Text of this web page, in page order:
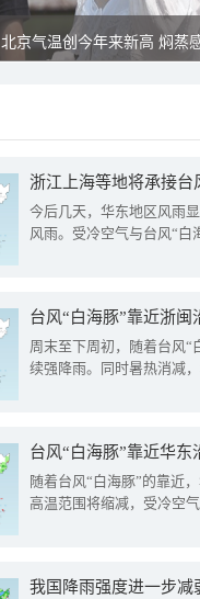
北京气温创今年来新高 焖蒸
浙江上海等地将承接台
今后几天，华东地区风雨
风雨。受冷空气与台风“白
台风“白海豚”靠近浙
周末至下周初，随着台风“
续强降雨。同时暑热消减
台风“白海豚”靠近华
随着台风“白海豚”的靠近
高温范围将缩减，受冷空